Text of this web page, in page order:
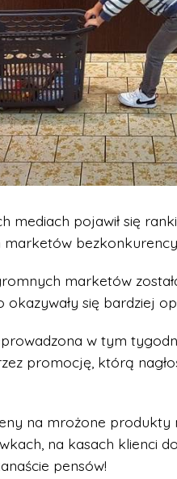
mediach pojawił się
marketów
się bardziej
w tym
promocję, którą
na mrożone produkty
na kasach klienci
pensów!